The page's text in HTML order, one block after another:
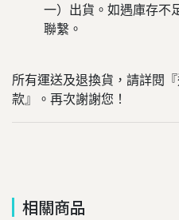
一）出貨。如遇庫存不
聯繫。
所有運送及退換貨，請詳閱
款』。再次謝謝您！
相關商品